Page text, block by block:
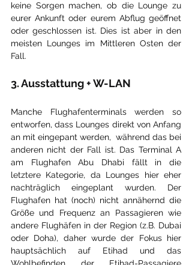
keine Sorgen machen, ob die Lounge zu
eurer Ankunft oder eurem Abflug geöffnet
oder geschlossen ist. Dies ist aber in den
meisten Lounges im Mittleren Osten der
Fall.
3. Ausstattung + W-LAN
Manche Flughafenterminals werden so
entworfen, dass Lounges direkt von Anfang
an mit eingepant werden,  während das bei
anderen nicht der Fall ist. Das Terminal A
am Flughafen Abu Dhabi fällt in die
letztere Kategorie, da Lounges hier eher
nachträglich eingeplant wurden. Der
Flughafen hat (noch) nicht annähernd die
Größe und Frequenz an Passagieren wie
andere Flughäfen in der Region (z.B. Dubai
oder Doha), daher wurde der Fokus hier
hauptsächlich auf Etihad und das